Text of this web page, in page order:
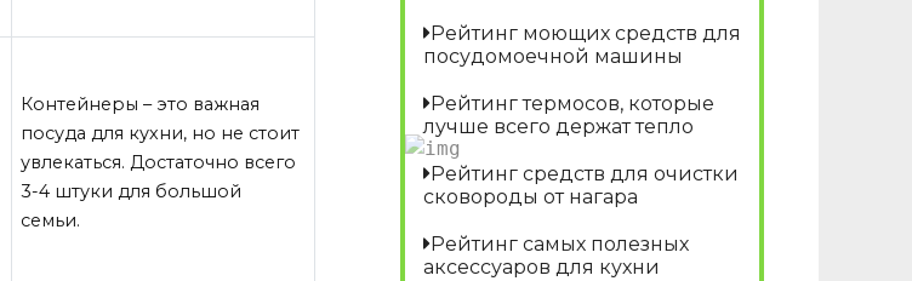
Контейнеры – это важная
посуда для кухни, но не стоит
увлекаться. Достаточно всего
3-4 штуки для большой
семьи.
Рейтинг моющих средств для
посудомоечной машины
Рейтинг термосов, которые
лучше всего держат тепло
Рейтинг средств для очистки
сковороды от нагара
Рейтинг самых полезных
аксессуаров для кухни